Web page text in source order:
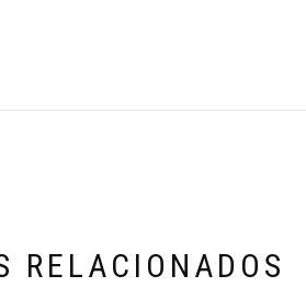
RELACIONADOS